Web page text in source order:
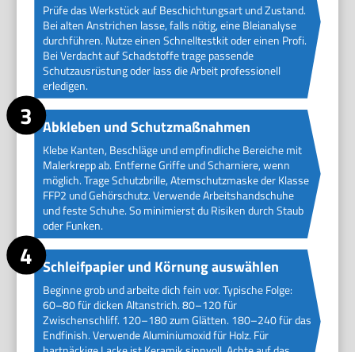
Prüfe das Werkstück auf Beschichtungsart und Zustand.
Bei alten Anstrichen lasse, falls nötig, eine Bleianalyse
durchführen. Nutze einen Schnelltestkit oder einen Profi.
Bei Verdacht auf Schadstoffe trage passende
Schutzausrüstung oder lass die Arbeit professionell
erledigen.
Abkleben und Schutzmaßnahmen
Klebe Kanten, Beschläge und empfindliche Bereiche mit
Malerkrepp ab. Entferne Griffe und Scharniere, wenn
möglich. Trage Schutzbrille, Atemschutzmaske der Klasse
FFP2 und Gehörschutz. Verwende Arbeitshandschuhe
und feste Schuhe. So minimierst du Risiken durch Staub
oder Funken.
Schleifpapier und Körnung auswählen
Beginne grob und arbeite dich fein vor. Typische Folge:
60–80 für dicken Altanstrich. 80–120 für
Zwischenschliff. 120–180 zum Glätten. 180–240 für das
Endfinish. Verwende Aluminiumoxid für Holz. Für